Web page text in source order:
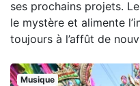
ses prochains projets.
le mystère et alimente
toujours à l’affût de
Musique